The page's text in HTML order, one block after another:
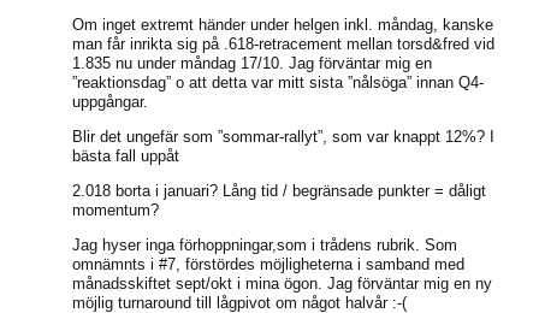
Om inget extremt händer under helgen inkl. måndag, kanske
man får inrikta sig på .618-retracement mellan torsd&fred vid
1.835 nu under måndag 17/10. Jag förväntar mig en
”reaktionsdag” o att detta var mitt sista ”nålsöga” innan Q4-
uppgångar.
Blir det ungefär som ”sommar-rallyt”, som var knappt 12%? I
bästa fall uppåt
2.018 borta i januari? Lång tid / begränsade punkter = dåligt
momentum?
Jag hyser inga förhoppningar,som i trådens rubrik. Som
omnämnts i #7, förstördes möjligheterna i samband med
månadsskiftet sept/okt i mina ögon. Jag förväntar mig en ny
möjlig turnaround till lågpivot om något halvår :-(